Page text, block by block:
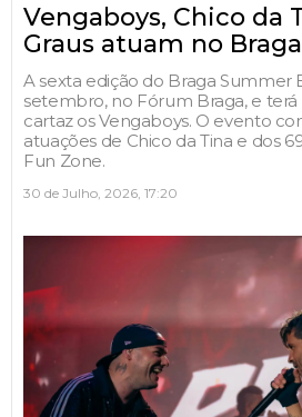
Vengaboys, Chico da
Graus atuam no
A sexta edição do Braga Summer
setembro, no Fórum Braga, e
cartaz os Vengaboys. O evento
atuações de Chico da Tina e dos
Fun Zone.
30 de Julho, 2026, 17:20